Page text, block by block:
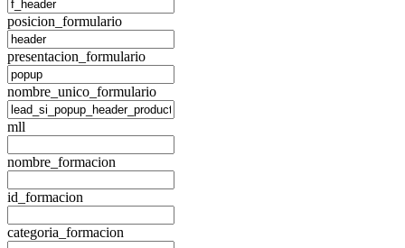
posicion_formulario
presentacion_formulario
nombre_unico_formulario
mll
nombre_formacion
id_formacion
categoria_formacion